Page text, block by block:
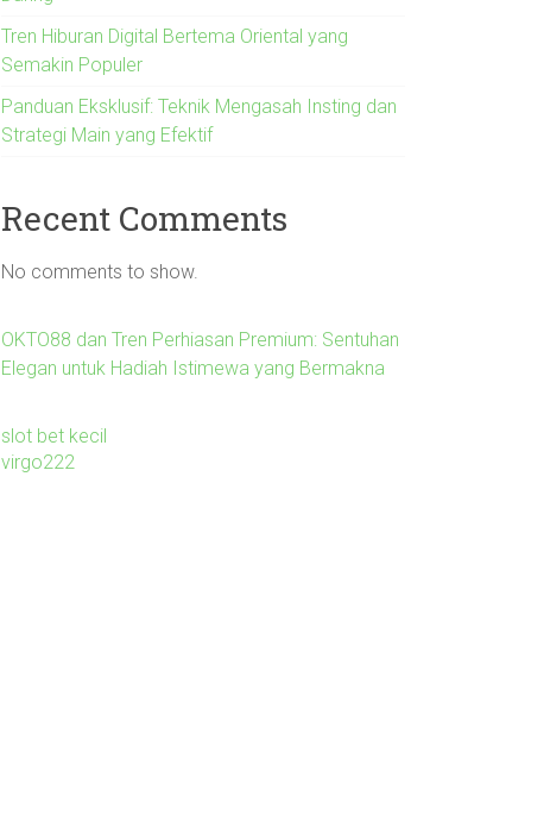
Tren Hiburan Digital Bertema Oriental yang
Semakin Populer
Panduan Eksklusif: Teknik Mengasah Insting dan
Strategi Main yang Efektif
Recent Comments
No comments to show.
OKTO88 dan Tren Perhiasan Premium: Sentuhan
Elegan untuk Hadiah Istimewa yang Bermakna
slot bet kecil
virgo222